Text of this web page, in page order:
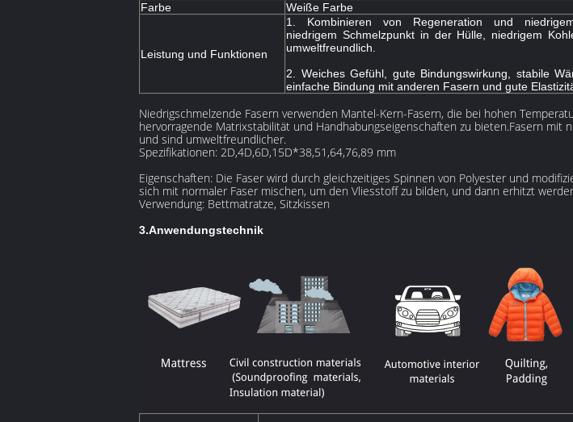
Farbe
Weiße Farbe
Leistung und Funktionen
1. Kombinieren von Regeneration und
niedrigem Schmelzpunkt in der Hülle, niedrigem
umweltfreundlich.
2. Weiches Gefühl, gute Bindungswirkung, stabile
einfache Bindung mit anderen Fasern und gute
​Niedrigschmelzende Fasern verwenden Mantel-Kern-Fasern, die bei hohen
hervorragende Matrixstabilität und Handhabungseigenschaften zu bieten.Fasern
und sind umweltfreundlicher.
Spezifikationen: 2D,4D,6D,15D*38,51,64,76,89 mm
Eigenschaften: Die Faser wird durch gleichzeitiges Spinnen von Polyester und
sich mit normaler Faser mischen, um den Vliesstoff zu bilden, und dann erhitzt
Verwendung: Bettmatratze, Sitzkissen
3.Anwendungstechnik